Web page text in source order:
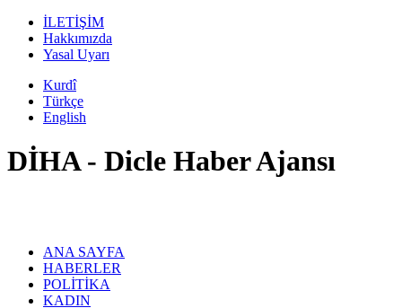
İLETİŞİM
Hakkımızda
Yasal Uyarı
Kurdî
Türkçe
English
DİHA - Dicle Haber Ajansı
ANA SAYFA
HABERLER
POLİTİKA
KADIN